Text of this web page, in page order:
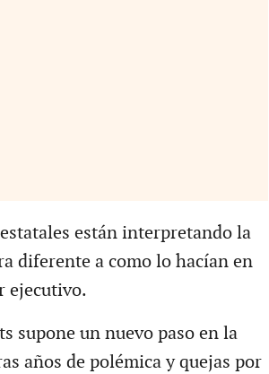
están interpretando la
diferente a como lo hacían en
ejecutivo.
supone un nuevo paso en la
años de polémica y quejas por